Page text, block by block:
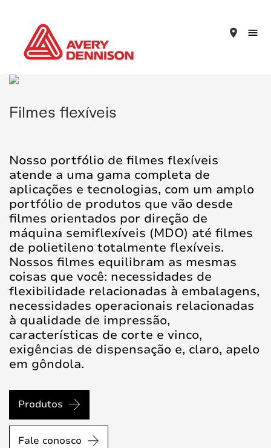
place
Filmes flexíveis
Nosso portfólio de filmes flexíveis
atende a uma gama completa de
aplicações e tecnologias, com um amplo
portfólio de produtos que vão desde
filmes orientados por direção de
máquina semiflexíveis (MDO) até filmes
de polietileno totalmente flexíveis.
Nossos filmes equilibram as mesmas
coisas que você: necessidades de
flexibilidade relacionadas à embalagens,
necessidades operacionais relacionadas
à qualidade de impressão,
características de corte e vinco,
exigências de dispensação e, claro, apelo
em gôndola.
Produtos
Fale conosco